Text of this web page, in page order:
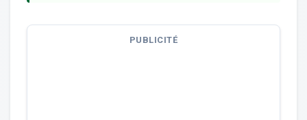
PUBLICITÉ